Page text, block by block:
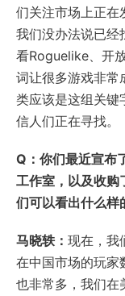
们关注市场上正在
我们没办法说已经
看Roguelike、开
词让很多游戏非常
类应该是这组关键
信人们正在寻找。
Q：你们最近宣布
工作室，以及收
们可以看出什么样
马晓轶： 现在，我
在中国市场的玩家
也非常多，我们在